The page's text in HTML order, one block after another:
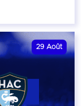
29 Août